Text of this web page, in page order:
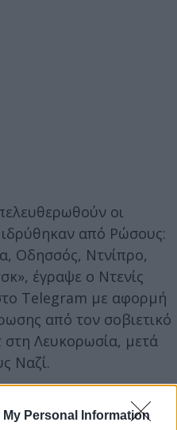
My Personal Information
οι
ιδρύθηκαν από Ρώσους:
Οδησσός, Ντνίπρο,
έγραψε ο Ντενίς
Telegram με αφορμή
από τον σοβιετικό
Λευκορωσία, μετά
Ναζί.
Φεβρουαρίου την